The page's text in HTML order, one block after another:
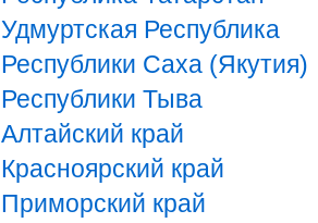
Удмуртская Республика
Республики Саха (Якутия)
Республики Тыва
Алтайский край
Красноярский край
Приморский край